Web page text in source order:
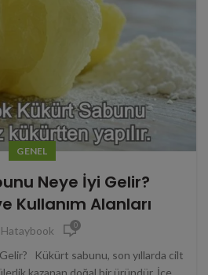
GENEL
Neye İyi Gelir?
Kullanım Alanları
Hataybook 0
Kükürt sabunu, son yıllarda cilt